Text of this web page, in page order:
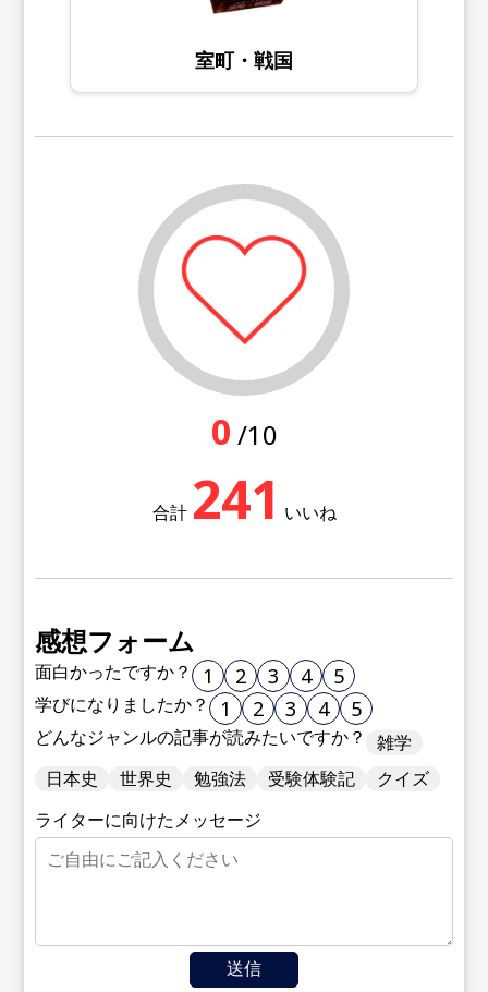
室町・戦国
0 /10
合計 241 いいね
感想フォーム
面白かったですか？ 1 2 3 4 5
学びになりましたか？ 1 2 3 4 5
どんなジャンルの記事が読みたいですか？
雑学
日本史
世界史 勉強法 受験体験記
クイズ
ライターに向けたメッセージ
送信